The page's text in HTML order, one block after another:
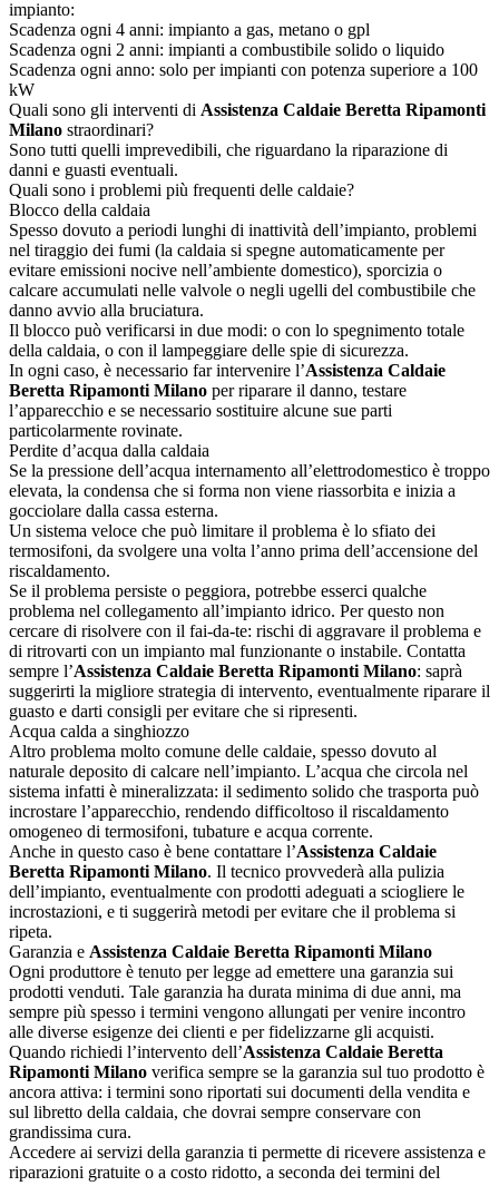
impianto:
Scadenza ogni 4 anni: impianto a gas, metano o gpl
Scadenza ogni 2 anni: impianti a combustibile solido o liquido
Scadenza ogni anno: solo per impianti con potenza superiore a 100
kW
Quali sono gli interventi di Assistenza Caldaie Beretta Ripamonti
Milano straordinari?
Sono tutti quelli imprevedibili, che riguardano la riparazione di
danni e guasti eventuali.
Quali sono i problemi più frequenti delle caldaie?
Blocco della caldaia
Spesso dovuto a periodi lunghi di inattività dell’impianto, problemi
nel tiraggio dei fumi (la caldaia si spegne automaticamente per
evitare emissioni nocive nell’ambiente domestico), sporcizia o
calcare accumulati nelle valvole o negli ugelli del combustibile che
danno avvio alla bruciatura.
Il blocco può verificarsi in due modi: o con lo spegnimento totale
della caldaia, o con il lampeggiare delle spie di sicurezza.
In ogni caso, è necessario far intervenire l’Assistenza Caldaie
Beretta Ripamonti Milano per riparare il danno, testare
l’apparecchio e se necessario sostituire alcune sue parti
particolarmente rovinate.
Perdite d’acqua dalla caldaia
Se la pressione dell’acqua internamento all’elettrodomestico è troppo
elevata, la condensa che si forma non viene riassorbita e inizia a
gocciolare dalla cassa esterna.
Un sistema veloce che può limitare il problema è lo sfiato dei
termosifoni, da svolgere una volta l’anno prima dell’accensione del
riscaldamento.
Se il problema persiste o peggiora, potrebbe esserci qualche
problema nel collegamento all’impianto idrico. Per questo non
cercare di risolvere con il fai-da-te: rischi di aggravare il problema e
di ritrovarti con un impianto mal funzionante o instabile. Contatta
sempre l’Assistenza Caldaie Beretta Ripamonti Milano: saprà
suggerirti la migliore strategia di intervento, eventualmente riparare il
guasto e darti consigli per evitare che si ripresenti.
Acqua calda a singhiozzo
Altro problema molto comune delle caldaie, spesso dovuto al
naturale deposito di calcare nell’impianto. L’acqua che circola nel
sistema infatti è mineralizzata: il sedimento solido che trasporta può
incrostare l’apparecchio, rendendo difficoltoso il riscaldamento
omogeneo di termosifoni, tubature e acqua corrente.
Anche in questo caso è bene contattare l’Assistenza Caldaie
Beretta Ripamonti Milano. Il tecnico provvederà alla pulizia
dell’impianto, eventualmente con prodotti adeguati a sciogliere le
incrostazioni, e ti suggerirà metodi per evitare che il problema si
ripeta.
Garanzia e Assistenza Caldaie Beretta Ripamonti Milano
Ogni produttore è tenuto per legge ad emettere una garanzia sui
prodotti venduti. Tale garanzia ha durata minima di due anni, ma
sempre più spesso i termini vengono allungati per venire incontro
alle diverse esigenze dei clienti e per fidelizzarne gli acquisti.
Quando richiedi l’intervento dell’Assistenza Caldaie Beretta
Ripamonti Milano verifica sempre se la garanzia sul tuo prodotto è
ancora attiva: i termini sono riportati sui documenti della vendita e
sul libretto della caldaia, che dovrai sempre conservare con
grandissima cura.
Accedere ai servizi della garanzia ti permette di ricevere assistenza e
riparazioni gratuite o a costo ridotto, a seconda dei termini del